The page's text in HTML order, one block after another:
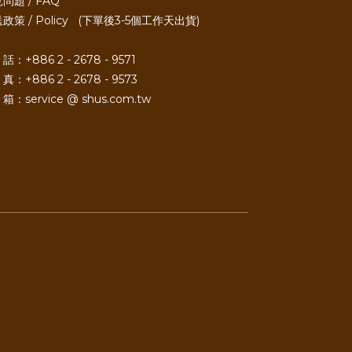
政策 / Policy (下單後3-5個工作天出貨)
：+886 2 - 2678 - 9571
：+886 2 - 2678 - 9573
：service @ shus.com.tw